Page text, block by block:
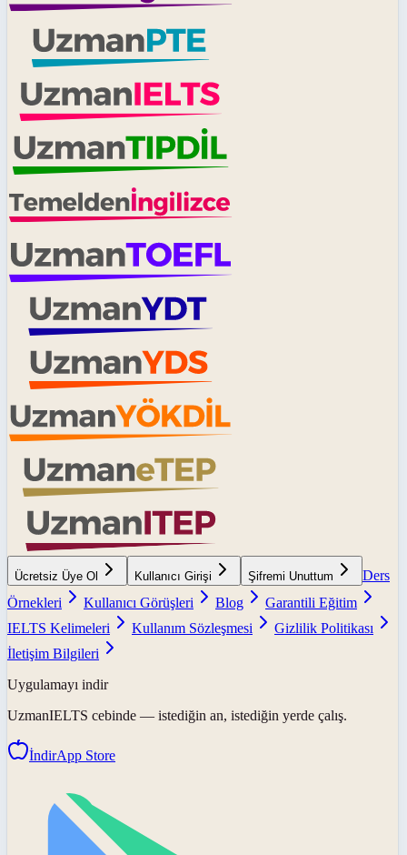
Ücretsiz Üye Ol Kullanıcı Girişi Şifremi Unuttum
Ders
Örnekleri
Kullanıcı Görüşleri Blog
Garantili Eğitim
IELTS Kelimeleri
Kullanım Sözleşmesi
Gizlilik Politikası
İletişim Bilgileri
Uygulamayı indir
UzmanIELTS cebinde — istediğin an, istediğin yerde çalış.
İndirApp Store